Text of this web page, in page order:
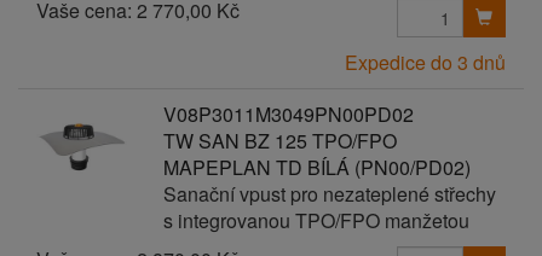
Vaše cena: 2 770,00 Kč
Expedice do 3 dnů
V08P3011M3049PN00PD02
TW SAN BZ 125 TPO/FPO
MAPEPLAN TD BÍLÁ (PN00/PD02)
Sanační vpust pro nezateplené střechy
s integrovanou TPO/FPO manžetou